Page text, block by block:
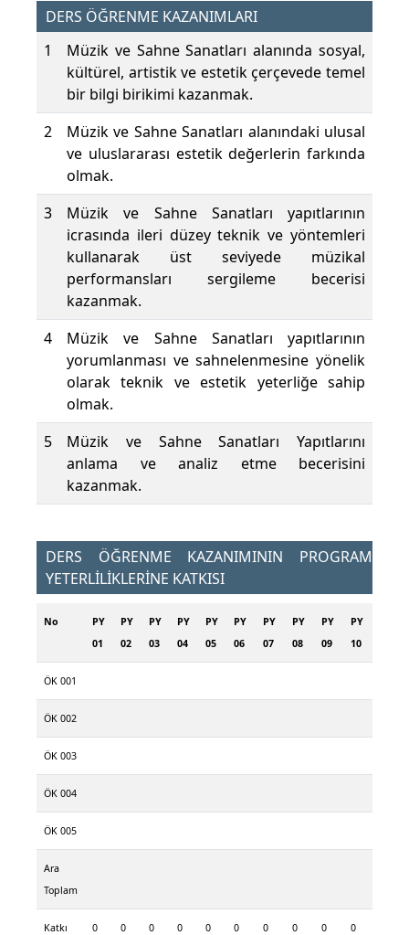
DERS ÖĞRENME KAZANIMLARI
1
Müzik ve Sahne Sanatları alanında sosyal,
kültürel, artistik ve estetik çerçevede temel
bir bilgi birikimi kazanmak.
2
Müzik ve Sahne Sanatları alanındaki ulusal
ve uluslararası estetik değerlerin farkında
olmak.
3
Müzik ve Sahne Sanatları yapıtlarının
icrasında ileri düzey teknik ve yöntemleri
kullanarak üst seviyede müzikal
performansları sergileme becerisi
kazanmak.
4
Müzik ve Sahne Sanatları yapıtlarının
yorumlanması ve sahnelenmesine yönelik
olarak teknik ve estetik yeterliğe sahip
olmak.
5
Müzik ve Sahne Sanatları Yapıtlarını
anlama ve analiz etme becerisini
kazanmak.
DERS ÖĞRENME KAZANIMININ PROGRAM
YETERLİLİKLERİNE KATKISI
No
PY
01
PY
02
PY
03
PY
04
PY
05
PY
06
PY
07
PY
08
PY
09
PY
10
ÖK 001
ÖK 002
ÖK 003
ÖK 004
ÖK 005
Ara
Toplam
Katkı 0 0 0 0 0 0 0 0 0 0